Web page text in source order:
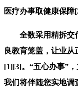
医疗办事取健康保障
全数采用精拆交付
良教育笼盖，让业
[1][3]。“五心办事”
我们将伴随您实地调